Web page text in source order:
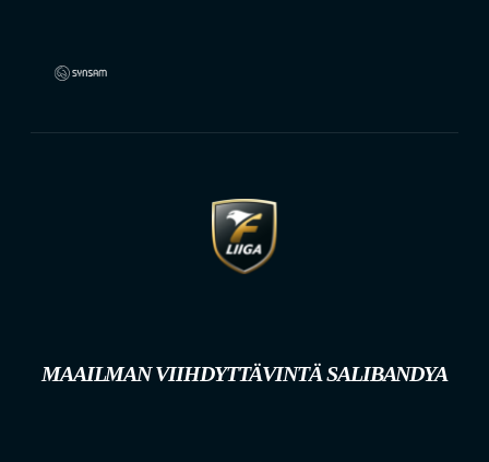
MAAILMAN VIIHDYTTÄVINTÄ SALIBANDYA